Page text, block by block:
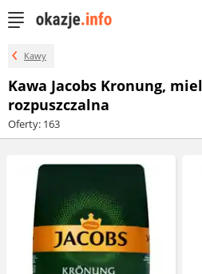
Kawy
Kawa Jacobs Kronung,
rozpuszczalna
Oferty: 163